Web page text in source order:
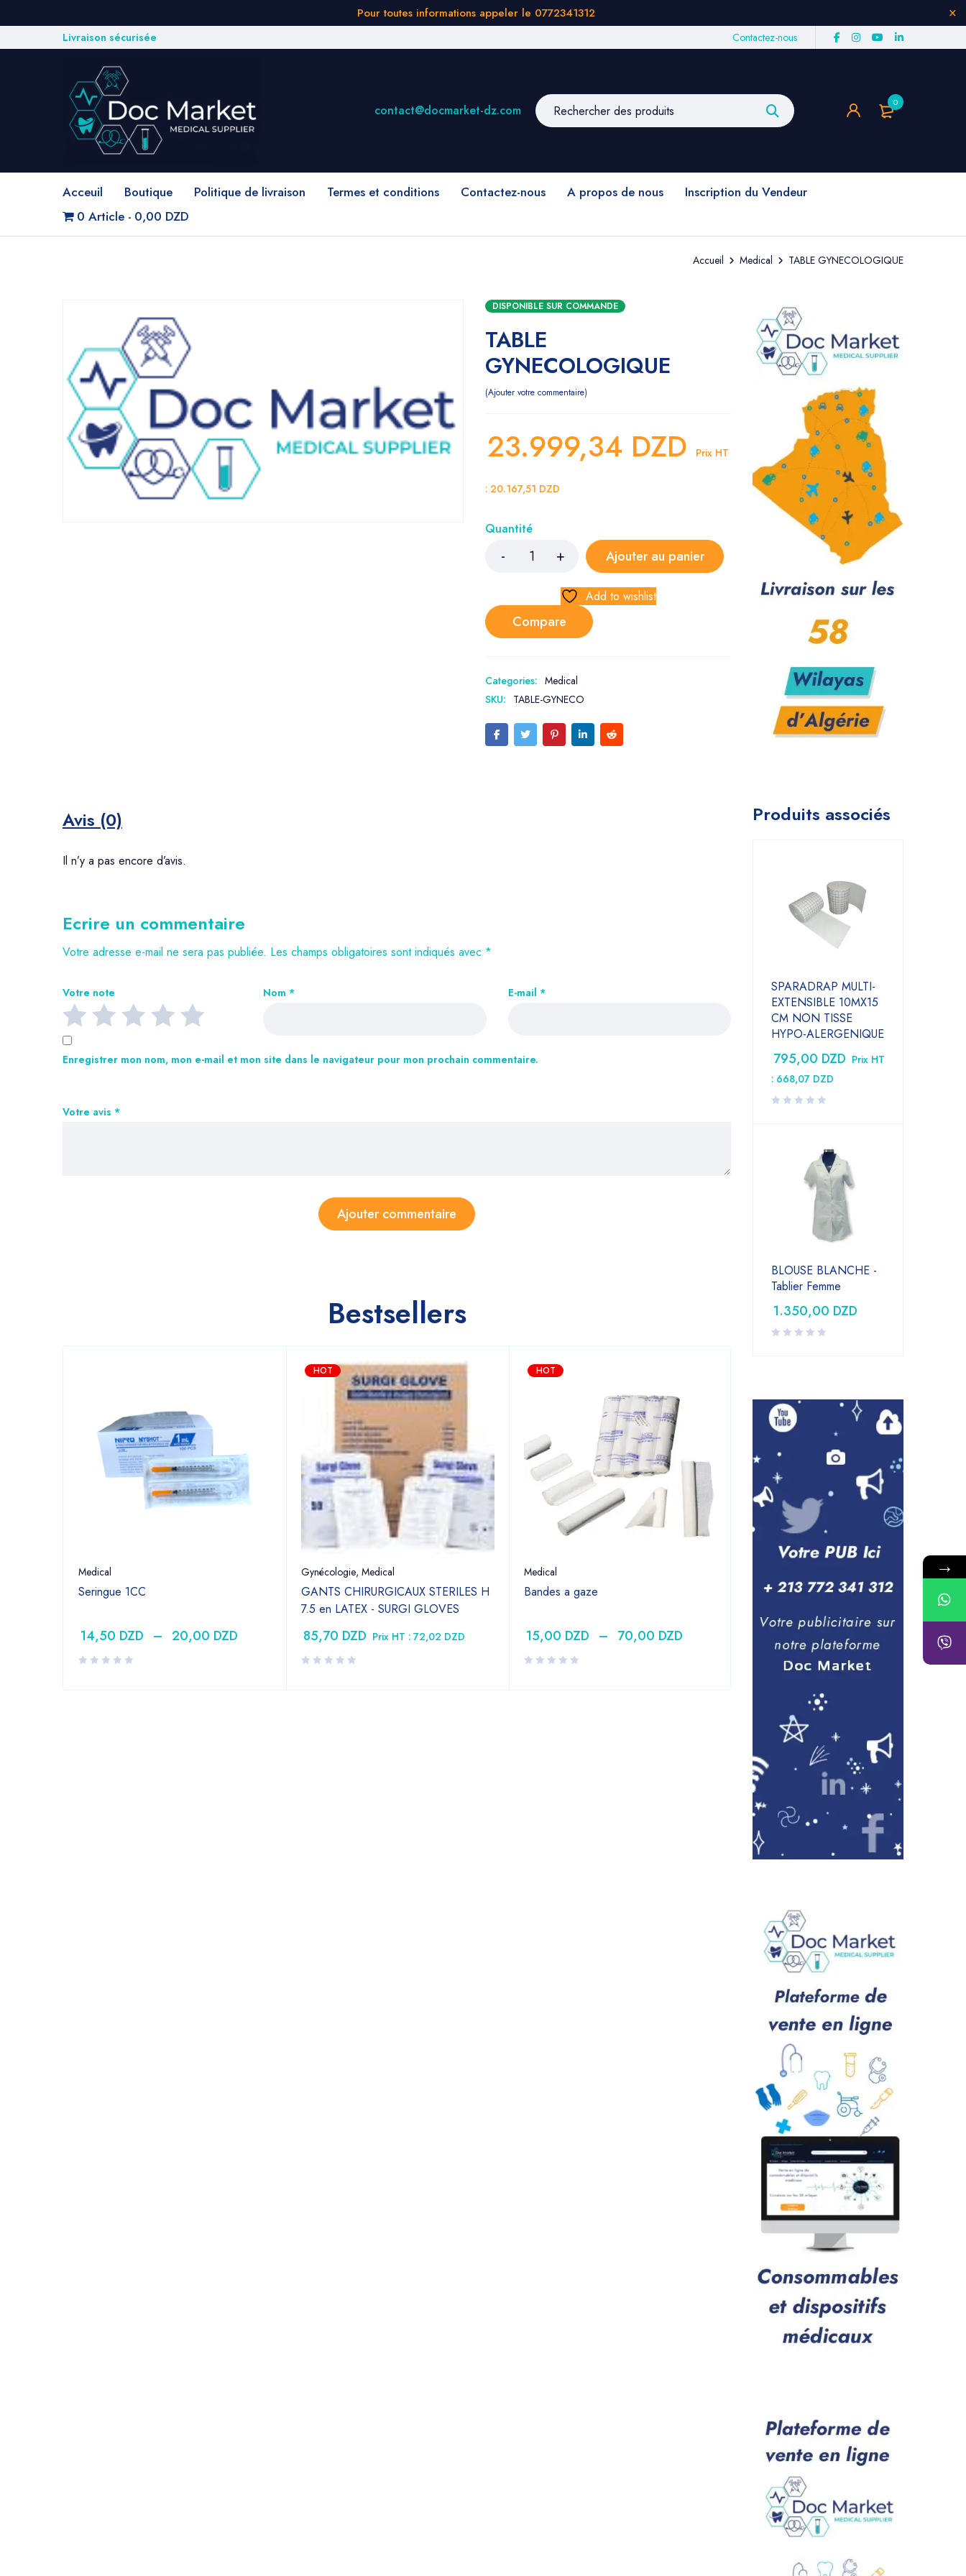
Pour toutes informations appeler le 0772341312
Livraison sécurisée Contactez-nous
0
contact@docmarket-dz.com
Acceuil Boutique Politique de livraison Termes et conditions Contactez-nous A propos de nous
Inscription du Vendeur
0 Article
0,00 DZD
Accueil Medical TABLE GYNECOLOGIQUE
DISPONIBLE SUR COMMANDE
TABLE
GYNECOLOGIQUE
Ajouter votre commentaire
23.999,34 DZD Prix HT
: 20.167,51 DZD
Quantité
Ajouter au panier
Add to wishlist
Compare
Categories: Medical
SKU: TABLE-GYNECO
Avis (0)
Il n’y a pas encore d’avis.
Ecrire un commentaire
Votre adresse e-mail ne sera pas publiée. Les champs obligatoires sont indiqués avec *
Votre note
Votre avis *
Nom * E-mail *
Enregistrer mon nom, mon e-mail et mon site dans le navigateur pour mon prochain commentaire.
Bestsellers
Medical
Seringue 1CC
14,50 DZD – 20,00 DZD
HOT
Gynécologie, Medical
GANTS CHIRURGICAUX STERILES H
7.5 en LATEX - SURGI GLOVES
85,70 DZD Prix HT : 72,02 DZD
HOT
Medical
Bandes a gaze
15,00 DZD – 70,00 DZD
Seringue 10CC PRONTO
DZD Prix HT :
Produits associés
SPARADRAP MULTI-
EXTENSIBLE 10MX15
CM NON TISSE
HYPO-ALERGENIQUE
795,00 DZD Prix HT
: 668,07 DZD
BLOUSE BLANCHE -
Tablier Femme
1.350,00 DZD
→